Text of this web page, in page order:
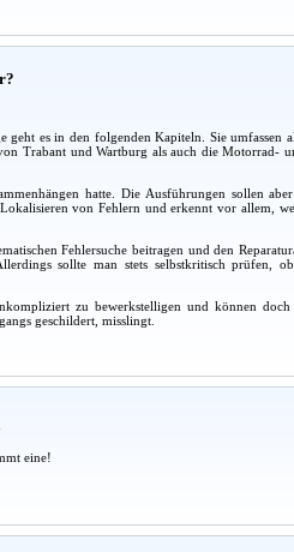
geht es in den folgenden Kapiteln. Sie umfassen
Trabant und Wartburg als auch die
hatte. Die Ausführungen sollen
von Fehlern und erkennt vor allem,
Fehlersuche beitragen und den
sollte man stets selbstkritisch prüfen,
zu bewerkstelligen und können
geschildert, misslingt.
eine!